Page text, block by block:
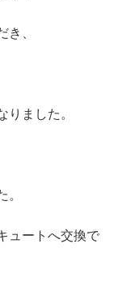
き、
りました。
。
ュートへ交換で